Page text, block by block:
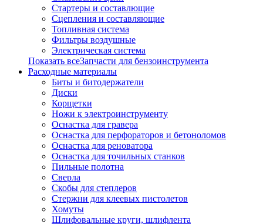
Стартеры и составлющие
Сцепления и составляющие
Топливная система
Фильтры воздушные
Электрическая система
Показать всеЗапчасти для бензоинструмента
Расходные материалы
Биты и битодержатели
Диски
Корщетки
Ножи к электроинструменту
Оснастка для гравера
Оснастка для перфораторов и бетоноломов
Оснастка для реноватора
Оснастка для точильных станков
Пильные полотна
Сверла
Скобы для степлеров
Стержни для клеевых пистолетов
Хомуты
Шлифовальные круги, шлифлента